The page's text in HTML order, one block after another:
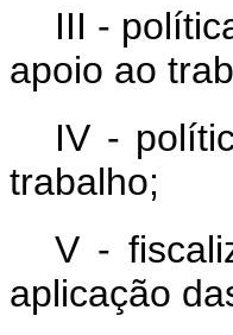
III -
apoio ao
IV -
trabalho;
V -
aplicação